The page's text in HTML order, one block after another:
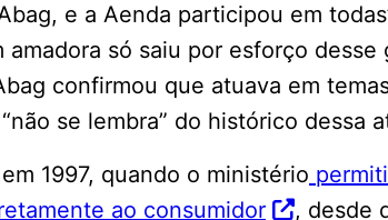
e a Aenda participou em
amadora só saiu por esforço desse
confirmou que atuava em
se lembra” do histórico dessa
1997, quando o ministério
ao consumidor
, desde